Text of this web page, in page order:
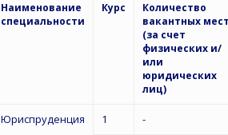
Наименование
специальности
Курс
Количество
вакантных
(за счет
физических и/
или
юридических
лиц)
Юриспруденция 1 -